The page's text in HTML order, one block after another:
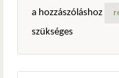
a hozzászóláshoz
szükséges